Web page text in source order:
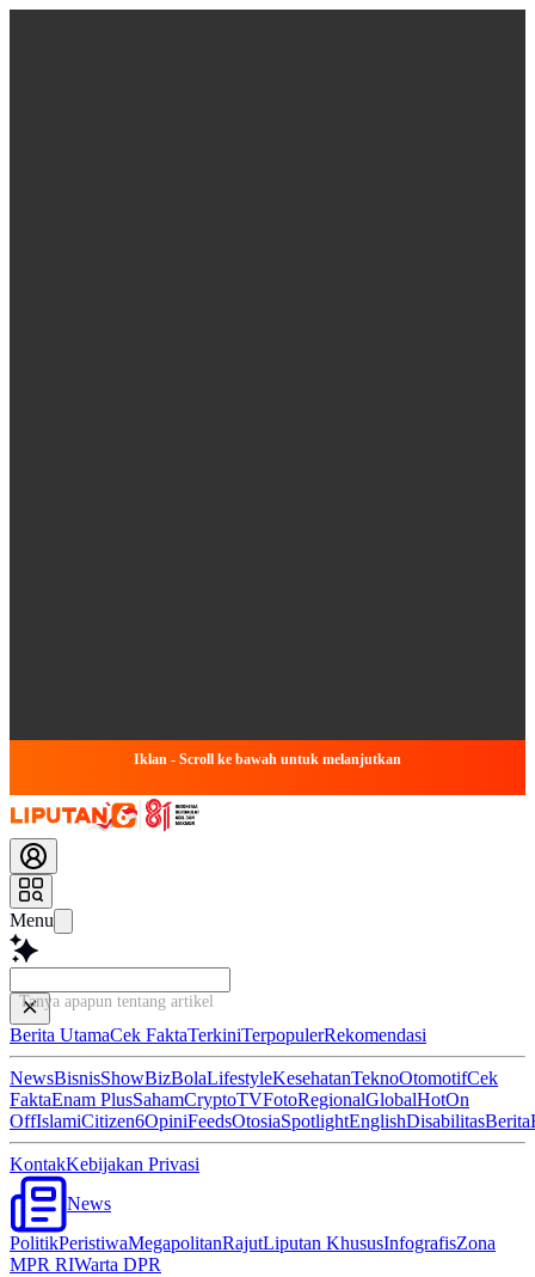
Iklan - Scroll ke bawah untuk melanjutkan
Menu
Tanya apapun tentang artikel ini...
Berita UtamaCek FaktaTerkiniTerpopulerRekomendasi
NewsBisnisShowBizBolaLifestyleKesehatanTeknoOtomotifCek
FaktaEnam PlusSahamCryptoTVFotoRegionalGlobalHotOn
OffIslamiCitizen6OpiniFeedsOtosiaSpotlightEnglishDisabilitasBerita
KontakKebijakan Privasi
News
PolitikPeristiwaMegapolitanRajutLiputan KhususInfografisZona
MPR RIWarta DPR